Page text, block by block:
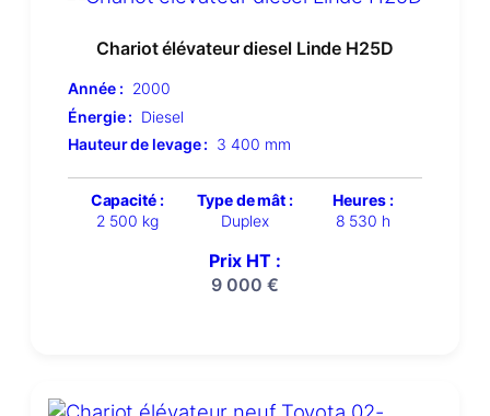
Chariot élévateur diesel Linde H25D
Année : 2000
Énergie : Diesel
Hauteur de levage : 3 400 mm
Capacité :
2 500 kg
Type de mât :
Duplex
Heures :
8 530 h
Prix HT :
9 000 €